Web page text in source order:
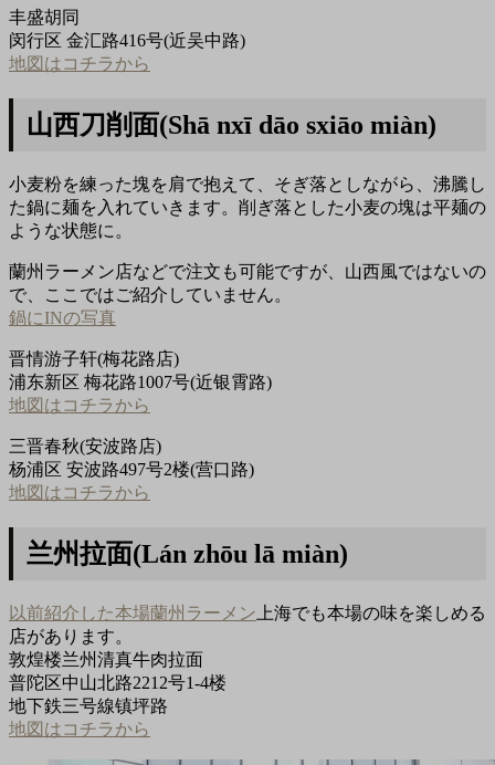
丰盛胡同
闵行区 金汇路416号(近吴中路)
地図はコチラから
山西刀削面(Shā nxī dāo sxiāo miàn)
小麦粉を練った塊を肩で抱えて、そぎ落としながら、沸騰し
た鍋に麺を入れていきます。削ぎ落とした小麦の塊は平麺の
ような状態に。
蘭州ラーメン店などで注文も可能ですが、山西風ではないの
で、ここではご紹介していません。
鍋にINの写真
晋情游子轩(梅花路店)
浦东新区 梅花路1007号(近银霄路)
地図はコチラから
三晋春秋(安波路店)
杨浦区 安波路497号2楼(营口路)
地図はコチラから
兰州拉面(Lán zhōu lā miàn)
以前紹介した本場蘭州ラーメン 上海でも本場の味を楽しめる
店があります。
敦煌楼兰州清真牛肉拉面
普陀区中山北路2212号1-4楼
地下鉄三号線镇坪路
地図はコチラから